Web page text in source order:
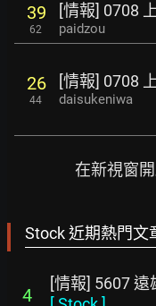
39
62
[情報] 0708
paidzou
26
44
[情報] 0708
daisukeniwa
在新視窗
Stock 近期熱門文
4
[情報] 5607